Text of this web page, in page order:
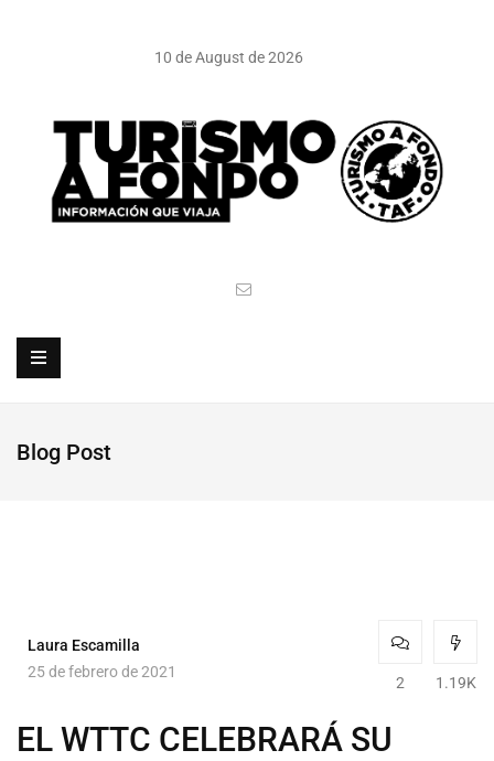
10 de August de 2026
Blog Post
Laura Escamilla
25 de febrero de 2021
2 1.19K
EL WTTC CELEBRARÁ SU